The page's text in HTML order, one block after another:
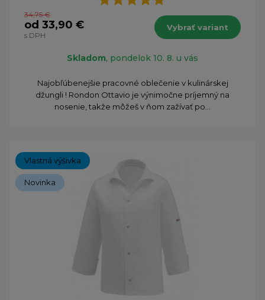
34,75 €
od 33,90 €
s DPH
Vybrať variant
Skladom, pondelok 10. 8. u vás
Najobľúbenejšie pracovné oblečenie v kulinárskej
džungli ! Rondon Ottavio je výnimočne príjemný na
nosenie, takže môžeš v ňom zažívať po...
Vlastná výšivka
Novinka